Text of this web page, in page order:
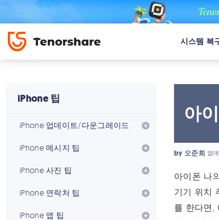
시스템 복
iPhone 팁
iPhone 업데이트/다운그레이드
iPhone 메시지 팁
iPhone 사진 팁
iPhone 연락처 팁
iPhone 앱 팁
아
by 오준희 업
아이폰 나
기기 위치
를 한다면,